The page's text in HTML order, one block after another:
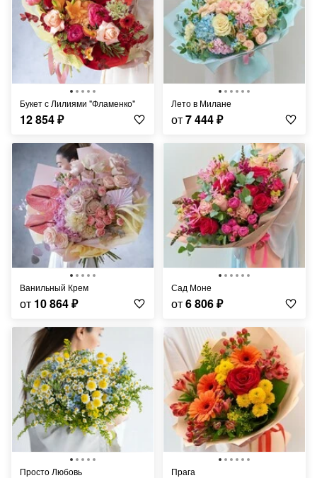
Букет с Лилиями "Фламенко"
12 854₽
Лето в Милане
от7 444₽
Ванильный Крем
от 10 864₽
Сад Моне
от6 806₽
Просто Любовь Прага